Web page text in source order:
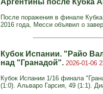
Аргентины после Кубка
После поражения в финале
2016 года, Месси объявил о
Кубок Испании. "Райо
над "Гранадой". 2026-01-06
Кубок Испании 1/16 финала
(1:0). Альваро Гарсия, 49 (1:1).